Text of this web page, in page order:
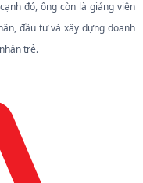
đó, ông còn là giảng viên
đầu tư và xây dựng doanh
trẻ.